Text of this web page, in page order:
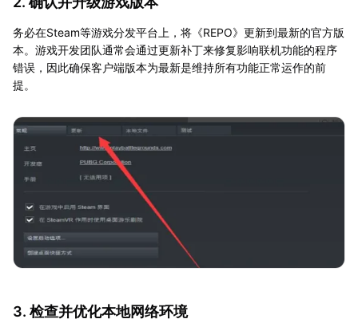
务必在Steam等游戏分发平台上，将《REPO》更新到最新的官方版
本。游戏开发团队通常会通过更新补丁来修复影响联机功能的程序
错误，因此确保客户端版本为最新是维持所有功能正常运作的前
提。
3. 检查并优化本地网络环境